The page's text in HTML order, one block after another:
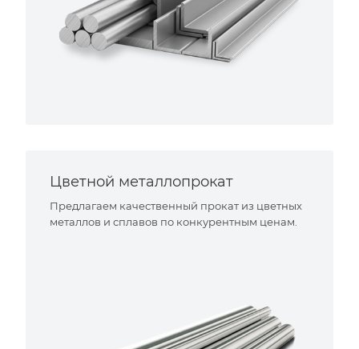
Цветной металлопрокат
Предлагаем качественный прокат из цветных
металлов и сплавов по конкурентным ценам.